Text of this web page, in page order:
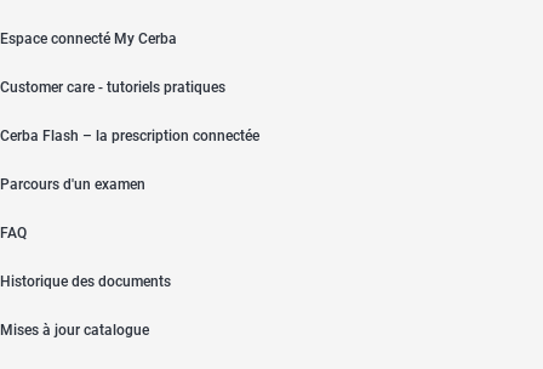
Espace connecté My Cerba
Customer care - tutoriels pratiques
Cerba Flash – la prescription connectée
Parcours d'un examen
FAQ
Historique des documents
Mises à jour catalogue